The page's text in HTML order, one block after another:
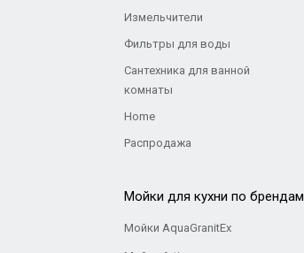
Измельчители
Фильтры для воды
Сантехника для ванной
комнаты
Home
Распродажа
Мойки для кухни по брендам
Мойки AquaGranitEx